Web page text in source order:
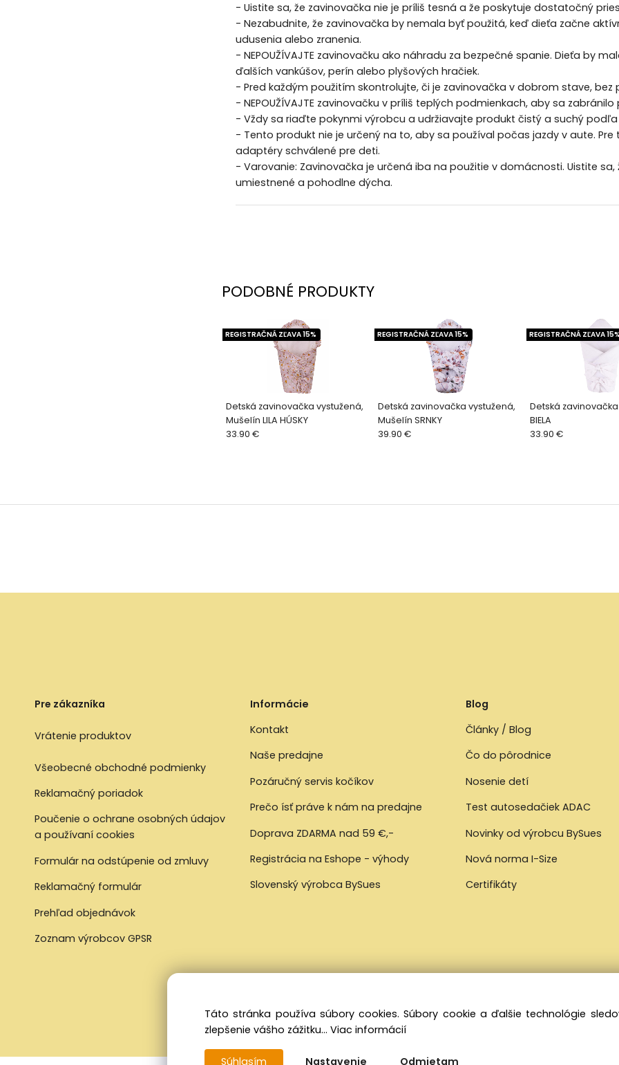
- Uistite sa, že zavinovačka nie je príliš tesná a že poskytuje dostatočný
- Nezabudnite, že zavinovačka by nemala byť použitá, keď dieťa začne
udusenia alebo zranenia.
- NEPOUŽÍVAJTE zavinovačku ako náhradu za bezpečné spanie. Dieťa by
ďalších vankúšov, perín alebo plyšových hračiek.
- Pred každým použitím skontrolujte, či je zavinovačka v dobrom stave,
- NEPOUŽÍVAJTE zavinovačku v príliš teplých podmienkach, aby sa
- Vždy sa riaďte pokynmi výrobcu a udržiavajte produkt čistý a suchý
- Tento produkt nie je určený na to, aby sa používal počas jazdy v aute.
adaptéry schválené pre deti.
- Varovanie: Zavinovačka je určená iba na použitie v domácnosti. Uistite
umiestnené a pohodlne dýcha.
PODOBNÉ PRODUKTY
Detská zavinovačka vystužená,
Mušelín LILA HÚSKY
REGISTRAČNÁ ZĽAVA 15%
33.90 €
Detská zavinovačka vystužená,
Mušelín SRNKY
REGISTRAČNÁ ZĽAVA 15%
39.90 €
Detská
BIELA
REGISTRAČNÁ ZĽAVA 15%
33.90 €
Pre zákazníka
Vrátenie produktov
Všeobecné obchodné podmienky
Reklamačný poriadok
Poučenie o ochrane osobných údajov
a používaní cookies
Formulár na odstúpenie od zmluvy
Reklamačný formulár
Prehľad objednávok
Zoznam výrobcov GPSR
Informácie
Kontakt
Naše predajne
Pozáručný servis kočíkov
Prečo ísť práve k nám na predajne
Doprava ZDARMA nad 59 €,-
Registrácia na Eshope - výhody
Slovenský výrobca BySues
Blog
Články / Blog
Čo do pôrodnice
Nosenie detí
Test autosedačiek ADAC
Novinky od výrobcu BySues
Nová norma I-Size
Certifikáty
Táto stránka používa súbory cookies. Súbory cookie a ďalšie technológie
zlepšenie vášho zážitku... Viac informácií
Súhlasím Nastavenie Odmietam